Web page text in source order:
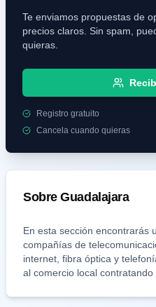
Te enviamos propuestas de
precios claros. Sin spam,
quieras.
Registro gratuito
Cancela cuando quieras
SobreGuadalajara
En esta sección encontrarás
compañías de
internet, fibra óptica y
al comercio local